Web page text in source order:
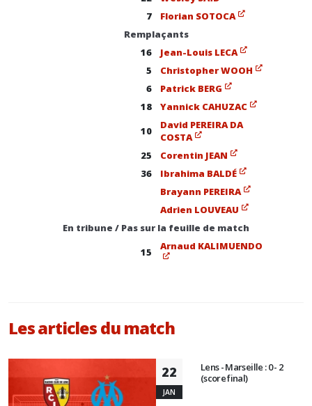
7
Florian SOTOCA
Remplaçants
16
Jean-Louis LECA
5
Christopher WOOH
6
Patrick BERG
18
Yannick CAHUZAC
10
David PEREIRA DA
COSTA
25
Corentin JEAN
36
Ibrahima BALDÉ
Brayann PEREIRA
Adrien LOUVEAU
En tribune / Pas sur la feuille de match
15
Arnaud KALIMUENDO
Les articles du match
22
JAN
Lens - Marseille : 0 - 2
(score final)